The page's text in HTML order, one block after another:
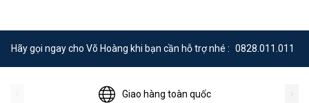
Hãy gọi ngay cho Võ Hoàng khi bạn cần hỗ trợ nhé : 0828.011.011
Giao hàng toàn quốc